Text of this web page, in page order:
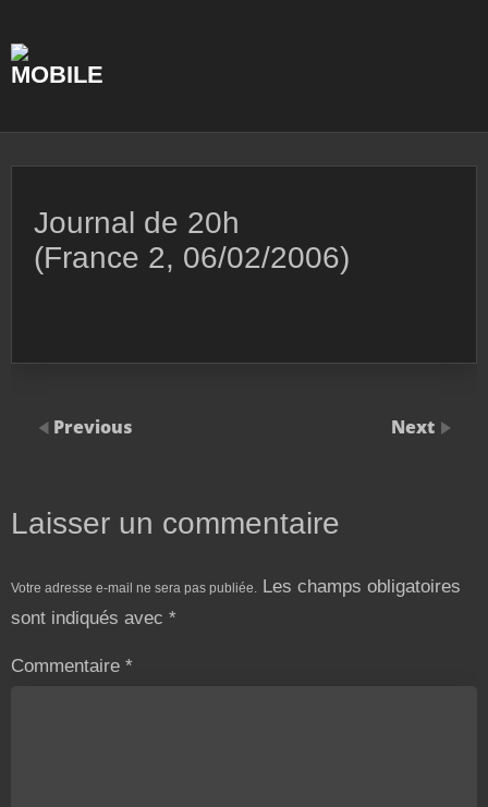
content
Journal de 20h
(France 2, 06/02/2006)
Previous Next
Laisser un commentaire
Votre adresse e-mail ne sera pas publiée. Les champs obligatoires
sont indiqués avec *
Commentaire *